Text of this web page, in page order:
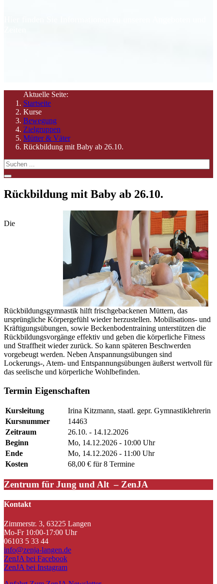
Aktuelle Seite:
Startseite
Kurse
Bewegung
Zielgruppen
Mütter & Väter
Rückbildung mit Baby ab 26.10.
Rückbildung mit Baby ab 26.10.
Die
Rückbildungsgymnastik hilft frischgebackenen Müttern, das
ursprüngliche Körpergefühl wieder herzustellen. Mobilisations- und
Kräftigungsübungen, sowie Beckenbodentraining unterstützen die
Rückbildungsvorgänge effektiv und geben die körperliche Fitness
und Straffheit wieder zurück. So kann späteren Beschwerden
vorgebeugt werden. Neben Anspannungsübungen sind
Lockerungs-, Atem- und Entspannungsübungen äußerst wertvoll für
das seelische und körperliche Wohlbefinden.
Termin Eigenschaften
Kursleitung
Irina Kitzmann, staatl. gepr. Gymnastiklehrerin
Kursnummer
14463
Zeitraum
26.10. - 14.12.2026
Beginn
Mo, 14.12.2026 - 10:00 Uhr
Ende
Mo, 14.12.2026 - 11:00 Uhr
Kosten
68,00 € für 8 Termine
Zentrum für Jung und Alt – ZenJA
Kontakt
Zimmerstr. 3, 63225 Langen
Mo-Fr 10:00-17:00 Uhr
06103 5 33 44
info@zenja-langen.de
ZenJA bei Facebook
ZenJA bei Instagram